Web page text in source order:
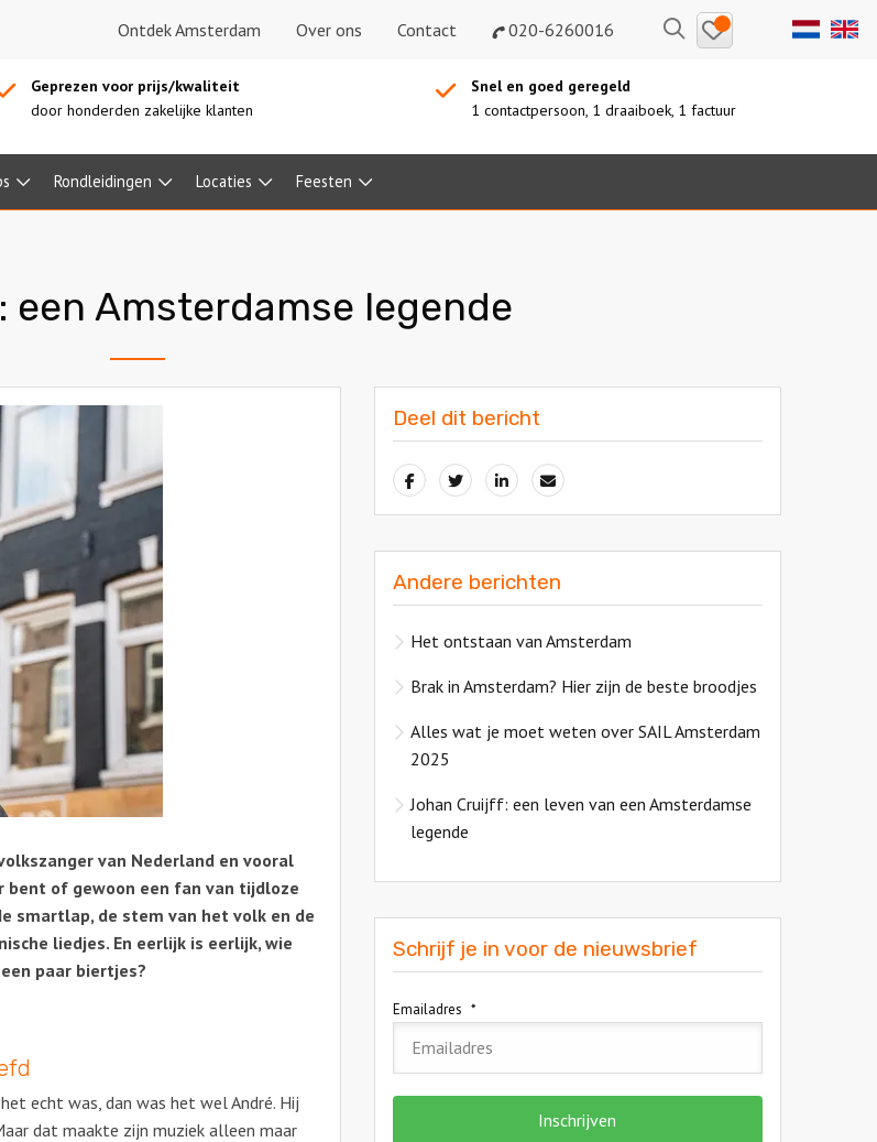
Ontdek Amsterdam Over ons Contact 020-6260016 ZoekenBewaarde
uitjes
Geprezen voor prijs/kwaliteit
door honderden zakelijke klanten
Snel en goed geregeld
1 contactpersoon, 1 draaiboek, 1 factuur
Rondleidingen Locaties Feesten
een Amsterdamse legende
van Nederland en vooral
bent of gewoon een fan van tijdloze
smartlap, de stem van het volk en de
liedjes. En eerlijk is eerlijk, wie
paar biertjes?
echt was, dan was het wel André. Hij
dat maakte zijn muziek alleen maar
Deel dit bericht
Andere berichten
Het ontstaan van Amsterdam
Brak in Amsterdam? Hier zijn de beste broodjes
Alles wat je moet weten over SAIL Amsterdam
2025
Johan Cruijff: een leven van een Amsterdamse
legende
Schrijf je in voor de nieuwsbrief
Emailadres *